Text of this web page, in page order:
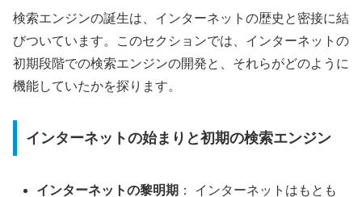
検索エンジンの誕生は、インターネットの歴史と密接に結
びついています。このセクションでは、インターネットの
初期段階での検索エンジンの開発と、それらがどのように
機能していたかを探ります。
インターネットの始まりと初期の検索エンジン
インターネットの黎明期 ： インターネットはもとも